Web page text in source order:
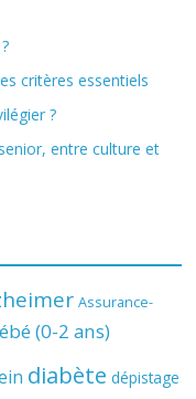
critères essentiels
?
entre culture et
Assurance-
(0-2 ans)
diabète dépistage